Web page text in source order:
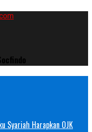
Syariah Harapkan OJK